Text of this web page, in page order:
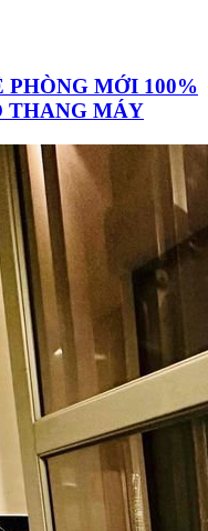
MỚI 100%
THANG MÁY